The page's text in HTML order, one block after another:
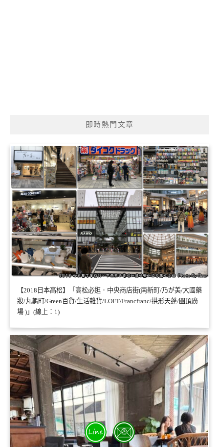
即時熱門文章
【2018日本高松】「高松必逛．中央商店街(南新町/乃が美/大國藥
妝/丸龜町/Green百貨/生活雜貨/LOFT/Francfranc/拱形天蓬/圓頂廣
場 )」(線上：1)